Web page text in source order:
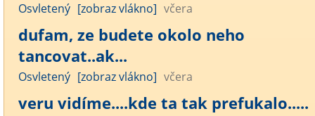
Osvletený [zobraz vlákno] včera
dufam, ze budete okolo neho
tancovat..ak...
Osvletený [zobraz vlákno] včera
veru vidíme....kde ta tak prefukalo.....